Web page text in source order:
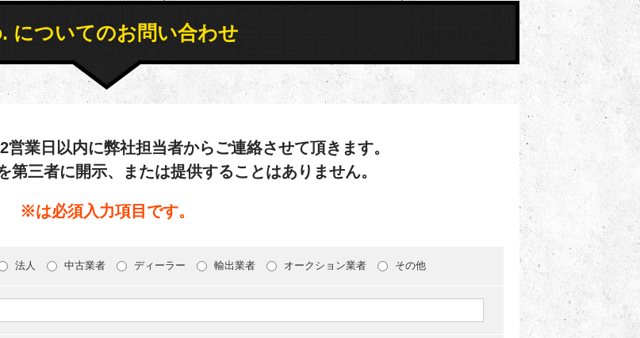
についてのお問い合わせ
業日以内に弊社担当者からご連絡させて頂きます。
第三者に開示、または提供することはありません。
※は必須入力項目です。
法人 中古業者 ディーラー 輸出業者 オークション業者 その他